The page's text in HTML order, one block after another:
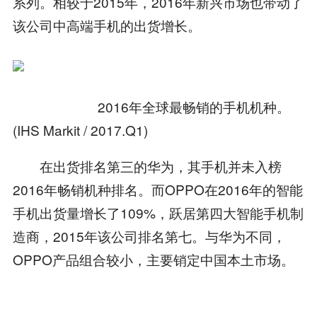
该公司中高端手机的出货增长。
2016年全球最畅销的手机机种。
(IHS Markit / 2017.Q1)
在出货排名第三的华为，其手机并未入榜
2016年畅销机种排名。而OPPO在2016年的智能
手机出货量增长了109%，跃居第四大智能手机制
造商，2015年该公司排名第七。与华为不同，
OPPO产品组合较小，主要销定中国本土市场。